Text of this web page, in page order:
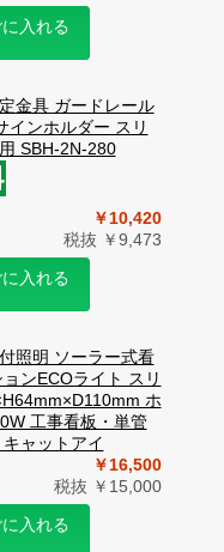
入れる
金具 ガードレール
インホルダー スリ
SBH-2N-280
￥10,420
税抜 ￥9,473
入れる
照明 ソーラー式看
ンECOライト スリ
ホ
工事看板・単管
ャットアイ
￥16,500
税抜 ￥15,000
入れる